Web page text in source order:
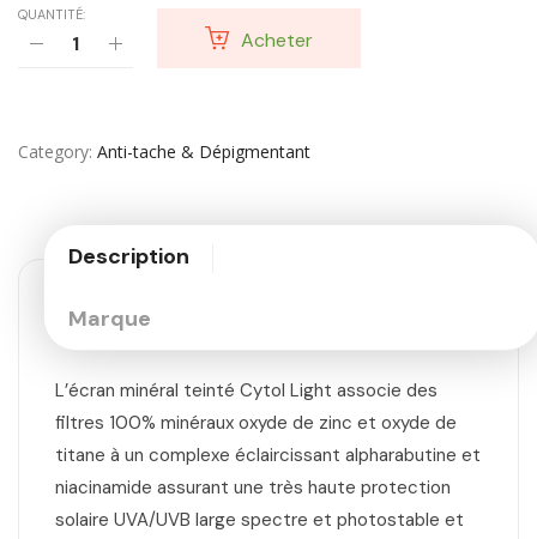
QUANTITÉ:
Acheter
Category Anti-tache & Dépigmentant
Description
Marque
L’écran minéral teinté Cytol Light associe des
filtres 100% minéraux oxyde de zinc et oxyde de
titane à un complexe éclaircissant alpharabutine et
niacinamide assurant une très haute protection
solaire UVA/UVB large spectre et photostable et